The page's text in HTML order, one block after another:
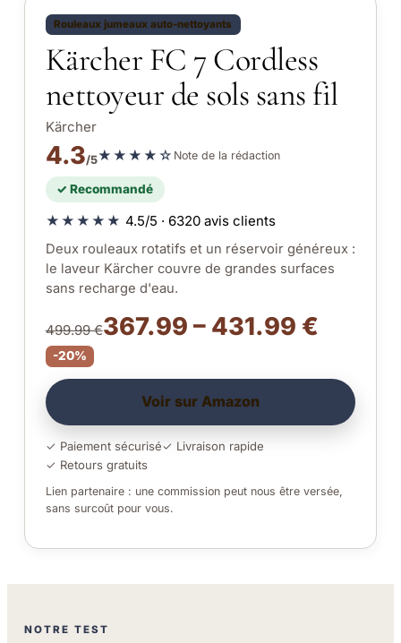
Rouleaux jumeaux auto-nettoyants
Kärcher FC 7 Cordless
nettoyeur de sols sans fil
Kärcher
4.3/5★★★★☆ Note de la rédaction
✓ Recommandé
★★★★★ 4.5/5 · 6320 avis clients
Deux rouleaux rotatifs et un réservoir généreux :
le laveur Kärcher couvre de grandes surfaces
sans recharge d'eau.
499.99 €367.99 – 431.99 €
-20%
Voir sur Amazon
✓ Paiement sécurisé✓ Livraison rapide
✓ Retours gratuits
Lien partenaire : une commission peut nous être versée,
sans surcoût pour vous.
NOTRE TEST